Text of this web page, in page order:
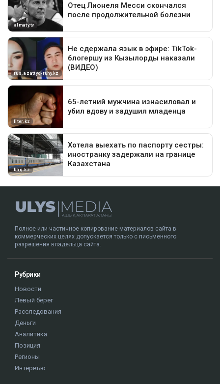
Полное или частичное копирование материалов сайта в
коммерческих целях допускается только с письменного
разрешения владельца сайта.
Рубрики
Новости
Левый берег
Расследования
Деньги
Аналитика
Позиция
Регионы
Интервью